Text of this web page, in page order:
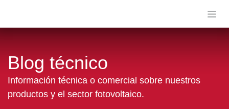
Blog técnico
Información técnica o comercial sobre nuestros
productos y el sector fotovoltaico.